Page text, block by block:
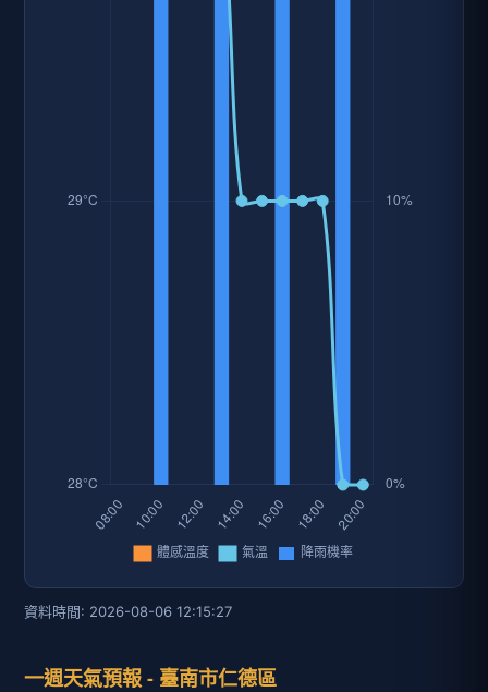
資料時間: 2026-08-06 12:15:27
一週天氣預報 - 臺南市仁德區